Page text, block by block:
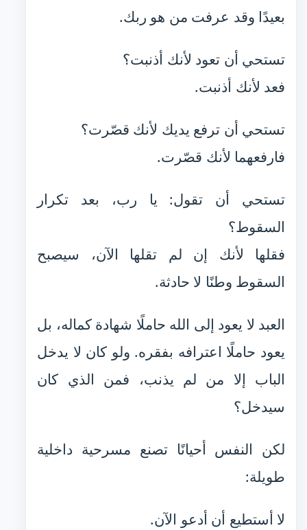
بعيدًا وقد عرفت من هو ربك.
تستحي أن تعود لأنك أذنبت؟
فعد لأنك أذنبت.
تستحي أن ترفع يديك لأنك قصّرت؟
فارفعهما لأنك قصّرت.
تستحي أن تقول: يا رب، بعد تكرار
السقوط؟
فقلها لأنك إن لم تقلها الآن، سيصبح
السقوط وطنًا لا حادثة.
العبد لا يعود إلى الله حاملًا شهادة كماله، بل
يعود حاملًا اعترافه بفقره. ولو كان لا يدخل
الباب إلا من لم يذنب، فمن الذي كان
سيدخل؟
لكن النفس أحيانًا تصنع مسرحية داخلية
طويلة:
لا أستطيع أن أدعو الآن.